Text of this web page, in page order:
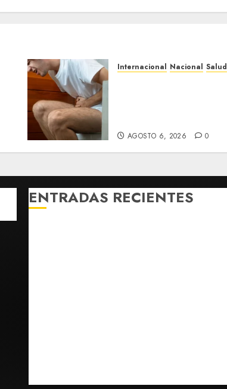
Internacional Nacional Salud
AGOSTO 6, 2026 0
ENTRADAS RECIENTES